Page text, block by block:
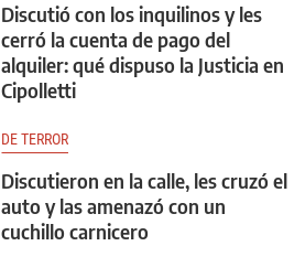
Discutió con los inquilinos y les
cerró la cuenta de pago del
alquiler: qué dispuso la Justicia en
Cipolletti
DE TERROR
Discutieron en la calle, les cruzó el
auto y las amenazó con un
cuchillo carnicero